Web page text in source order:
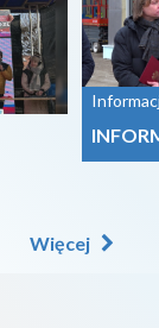
Więcej